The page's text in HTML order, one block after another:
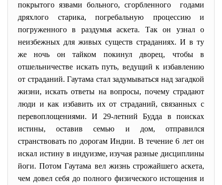
покрытого язвами больного, сгорбленного годами
дряхлого старика, погребальную процессию и
погруженного в раздумья аскета. Так он узнал о
неизбежных для живых существ страданиях. И в ту
же ночь он тайком покинул дворец, чтобы в
отшельничестве искать путь, ведущий к избавлению
от страданий. Гаутама стал задумываться над загадкой
жизни, искать ответы на вопросы, почему страдают
люди и как избавить их от страданий, связанных с
перевоплощениями. И 29-летний Будда в поисках
истины, оставив семью и дом, отправился
странствовать по дорогам Индии. В течение 6 лет он
искал истину в индуизме, изучая разные дисциплины
йоги. Потом Гаутама вел жизнь строжайшего аскета,
чем довел себя до полного физического истощения и